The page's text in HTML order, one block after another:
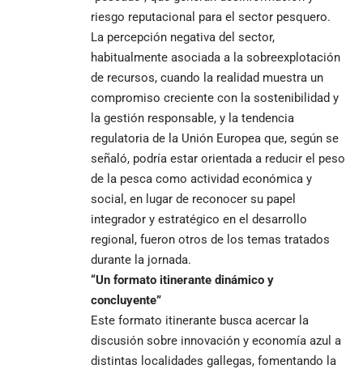
riesgo reputacional para el sector pesquero.
La percepción negativa del sector,
habitualmente asociada a la sobreexplotación
de recursos, cuando la realidad muestra un
compromiso creciente con la sostenibilidad y
la gestión responsable, y la tendencia
regulatoria de la Unión Europea que, según se
señaló, podría estar orientada a reducir el peso
de la pesca como actividad económica y
social, en lugar de reconocer su papel
integrador y estratégico en el desarrollo
regional, fueron otros de los temas tratados
durante la jornada.
“Un formato itinerante dinámico y
concluyente”
Este formato itinerante busca acercar la
discusión sobre innovación y economía azul a
distintas localidades gallegas, fomentando la